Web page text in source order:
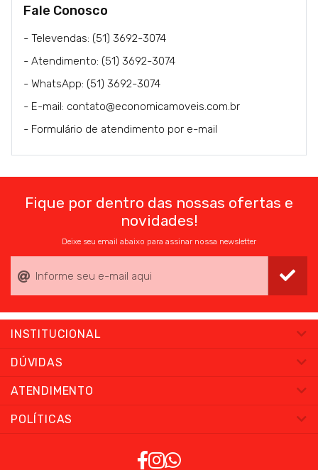
Fale Conosco
- Televendas: (51) 3692-3074
- Atendimento: (51) 3692-3074
- WhatsApp: (51) 3692-3074
- E-mail: contato@economicamoveis.com.br
- Formulário de atendimento por e-mail
Fique por dentro das nossas ofertas e
novidades!
Deixe seu email abaixo para assinar nossa newsletter
INSTITUCIONAL
DÚVIDAS
ATENDIMENTO
POLÍTICAS